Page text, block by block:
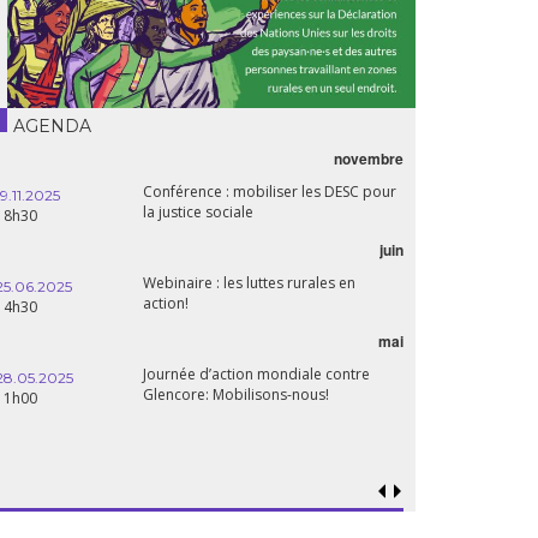
AGENDA
novembre
Conférence : mobiliser les DESC pour
la justice sociale
juin
Webinaire : les luttes rurales en
action!
mai
Journée d’action mondiale contre
Glencore: Mobilisons-nous!